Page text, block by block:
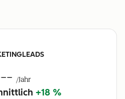
/Jahr
+18 %